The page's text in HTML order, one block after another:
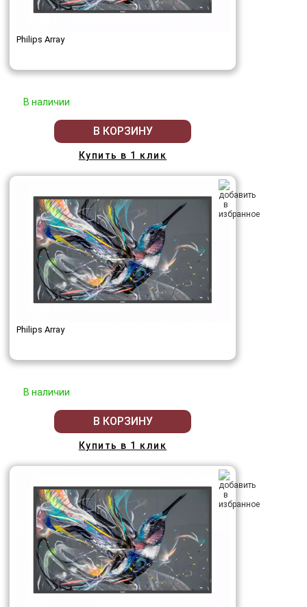
Philips Array
В наличии
В КОРЗИНУ
Купить в 1 клик
Philips Array
В наличии
В КОРЗИНУ
Купить в 1 клик